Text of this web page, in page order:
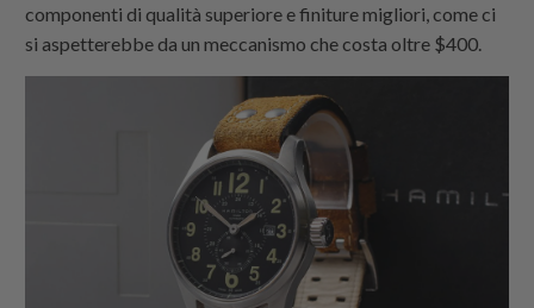
componenti di qualità superiore e finiture migliori, come ci
si aspetterebbe da un meccanismo che costa oltre $400.